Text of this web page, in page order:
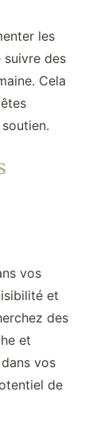
les
suivre des
Cela
vos
et
des
et
vos
de